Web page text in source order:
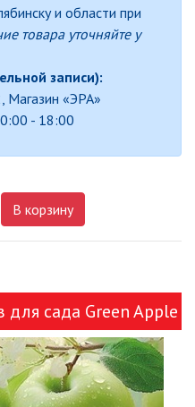
АКСЕССУАРЫ ДЛЯ
ЭЛЕКТРОМОНТАЖА
ЛАМПЫ
ДВИЖЕНИЯ И
ПОДСВЕТКА
СВЕТИЛЬНИКИ
ИЗОЛЯЦИОННАЯ ЛЕНТА
ЛАМПЫ
ИСТОЧНИКИ СВЕТА
и области при
товара уточняйте у
записи):
Магазин «ЭРА»
- 18:00
В корзину
сада Green Apple